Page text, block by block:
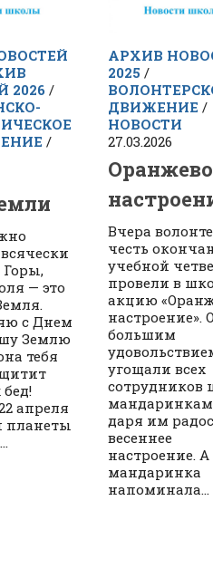
2026 /
/
Горы,
— это
с Днем
Землю
тебя
апреля
планеты
АРХИВ
2025 /
ДВИЖЕНИЕ /
НОВОСТИ
27.03.2026
Вчера
честь
учебной
провели в
акцию
настроение».
большим
угощали всех
сотрудников
даря им
весеннее
настроение. А
мандаринка
напоминала...